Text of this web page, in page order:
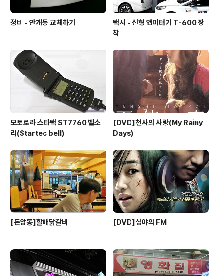
정비 - 안개등 교체하기
택시 - 신형 앱미터기 T-600 장
착
모토로라 스타택 ST7760 벨소
리(Startec bell)
[DVD]천사의 사랑(My Rainy
Days)
[돈암동]할매닭갈비 [DVD]심야의 FM